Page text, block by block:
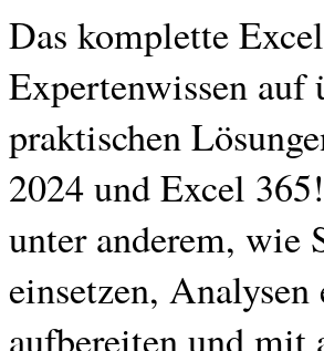
Das komplette
Expertenwissen
praktischen
2024 und Excel
unter anderem, wie
einsetzen,
aufbereiten und mit